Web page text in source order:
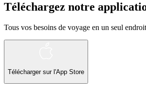
Téléchargez notre
Tous vos besoins de voyage en un seul endroit
Télécharger sur l'App Store